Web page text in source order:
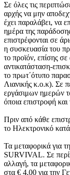
Σε όλες τις
αρχής να μην
έχει παραλάβει, να
ημέρα της
επιστρέφονται σε
η συσκευασία του
το προϊόν, επίσης
αντικατάσταση-
το πρωτ΄ότυπο
Λιανικής κ.ο.κ). Σε
εργάσιμων ημερών
όποια επιστροφή
Πριν από κάθε
το Ηλεκτρονικό
Τα μεταφορικά για
SURVIVAL. Σε
αλλαγή, τα
στα € 4,00 για την